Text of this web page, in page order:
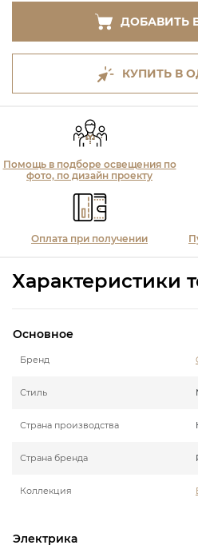
ДОБАВИТЬ
КУПИТЬ В
Помощь в подборе освещения по
фото, по дизайн проекту
Оплата при получении
Характеристики
Основное
Бренд
Стиль
Страна производства
Страна бренда
Коллекция
Электрика